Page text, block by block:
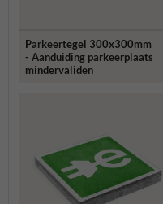
Parkeertegel 300x300mm
- Aanduiding parkeerplaats
mindervaliden